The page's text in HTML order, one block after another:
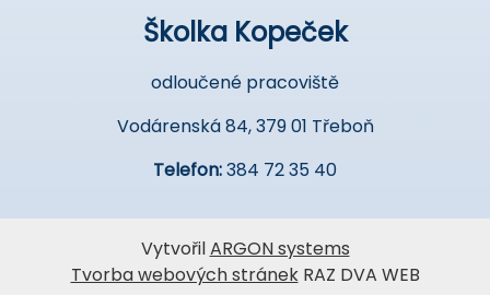
Školka Kopeček
odloučené pracoviště
Vodárenská 84, 379 01 Třeboň
Telefon:384 72 35 40
VytvořilARGON systems
Tvorba webových stránekRAZ DVA WEB